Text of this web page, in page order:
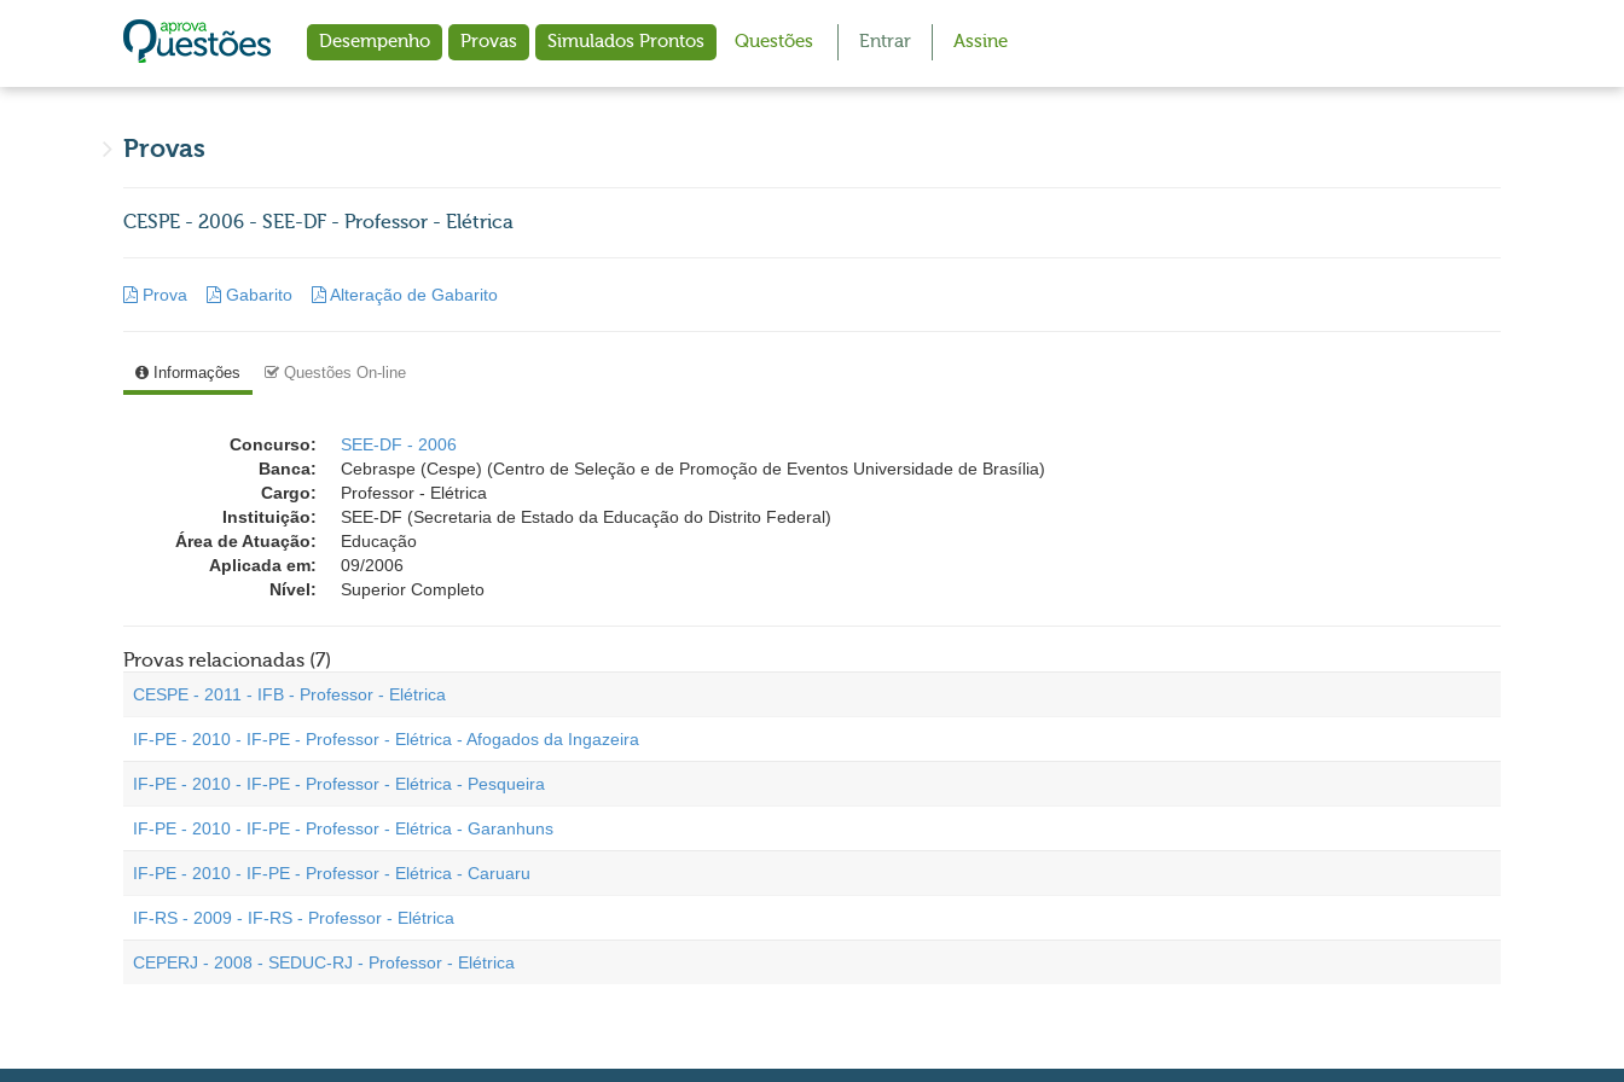
Desempenho Provas Simulados Prontos Questões Entrar Assine
Provas
CESPE - 2006 - SEE-DF - Professor - Elétrica
Prova Gabarito Alteração de Gabarito
Informações Questões On-line
Concurso:
SEE-DF - 2006
Banca:
Cebraspe (Cespe) (Centro de Seleção e de Promoção de Eventos Universidade de Brasília)
Cargo:
Professor - Elétrica
Instituição:
SEE-DF (Secretaria de Estado da Educação do Distrito Federal)
Área de Atuação:
Educação
Aplicada em:
09/2006
Nível:
Superior Completo
Provas relacionadas (7)
CESPE - 2011 - IFB - Professor - Elétrica
IF-PE - 2010 - IF-PE - Professor - Elétrica - Afogados da Ingazeira
IF-PE - 2010 - IF-PE - Professor - Elétrica - Pesqueira
IF-PE - 2010 - IF-PE - Professor - Elétrica - Garanhuns
IF-PE - 2010 - IF-PE - Professor - Elétrica - Caruaru
IF-RS - 2009 - IF-RS - Professor - Elétrica
CEPERJ - 2008 - SEDUC-RJ - Professor - Elétrica